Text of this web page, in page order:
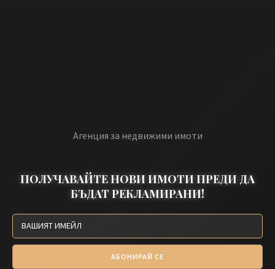
Агенция за недвижими имоти
ПОЛУЧАВАЙТЕ НОВИ ИМОТИ ПРЕДИ ДА
БЪДАТ РЕКЛАМИРАНИ!
АБОНИРАЙ СЕ